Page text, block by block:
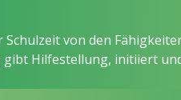
von den
Hilfestellung, initiiert